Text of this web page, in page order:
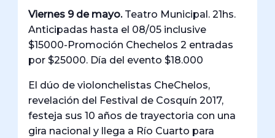
Viernes 9 de mayo.Teatro Municipal. 21hs.
Anticipadas hasta el 08/05 inclusive
$15000-Promoción Chechelos 2 entradas
por $25000. Día del evento $18.000
El dúo de violonchelistas CheChelos,
revelación del Festival de Cosquín 2017,
festeja sus 10 años de trayectoria con una
gira nacional y llega a Río Cuarto para